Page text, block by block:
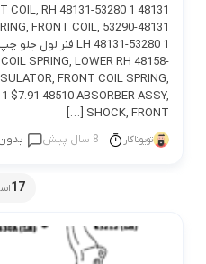
SPRING, FRONT COIL,
SPRING, LOWER RH 48158-
FRONT COIL SPRING,
$7.91 48510 ABSORBER ASSY,
SHOCK, FRONT […]
تویوتاکار 8 سال پیش
17